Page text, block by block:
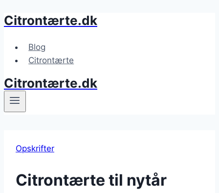
Fortsæt
indhold
Citrontærte.dk
Blog
Citrontærte
Citrontærte.dk
Opskrifter
Citrontærte til nytår